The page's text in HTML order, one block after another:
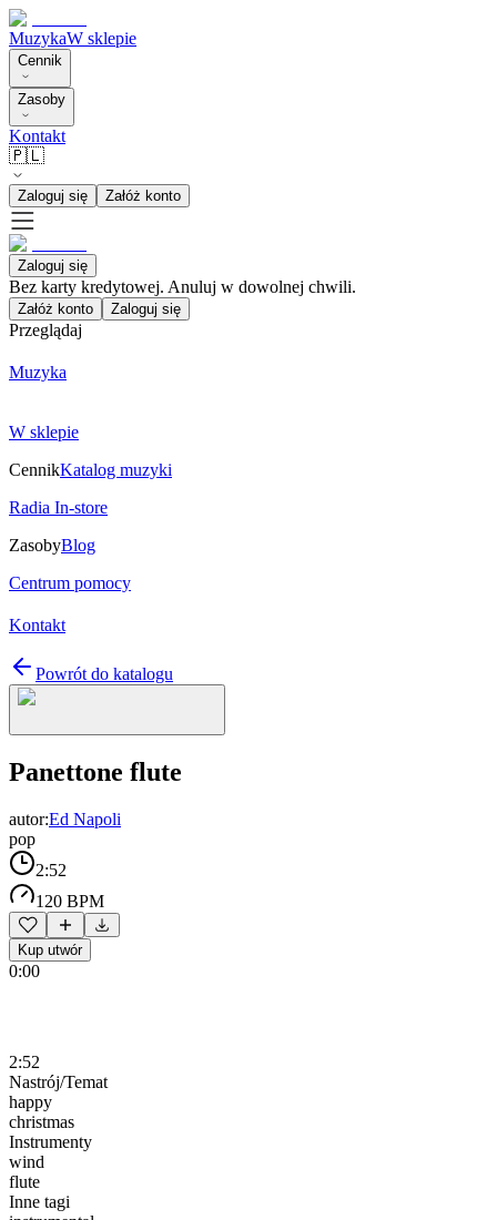
MuzykaW sklepie
Cennik
Zasoby
Kontakt
🇵🇱
Zaloguj się Załóż konto
Zaloguj się
Bez karty kredytowej. Anuluj w dowolnej chwili.
Załóż konto Zaloguj się
Przeglądaj
Muzyka
W sklepie
CennikKatalog muzyki
Radia In-store
ZasobyBlog
Centrum pomocy
Kontakt
Powrót do katalogu
Panettone flute
autor:Ed Napoli
pop
2:52
120 BPM
Kup utwór
0:00
2:52
Nastrój/Temat
happy
christmas
Instrumenty
wind
flute
Inne tagi